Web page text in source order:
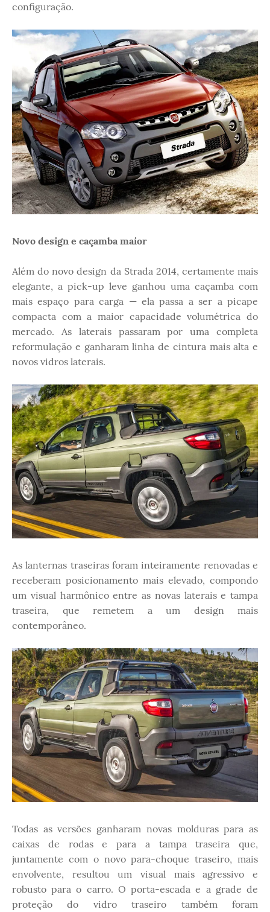
configuração.
Novo design e caçamba maior
Além do novo design da Strada 2014, certamente mais
elegante, a pick-up leve ganhou uma caçamba com
mais espaço para carga — ela passa a ser a picape
compacta com a maior capacidade volumétrica do
mercado. As laterais passaram por uma completa
reformulação e ganharam linha de cintura mais alta e
novos vidros laterais.
As lanternas traseiras foram inteiramente renovadas e
receberam posicionamento mais elevado, compondo
um visual harmônico entre as novas laterais e tampa
traseira, que remetem a um design mais
contemporâneo.
Todas as versões ganharam novas molduras para as
caixas de rodas e para a tampa traseira que,
juntamente com o novo para-choque traseiro, mais
envolvente, resultou um visual mais agressivo e
robusto para o carro. O porta-escada e a grade de
proteção do vidro traseiro também foram